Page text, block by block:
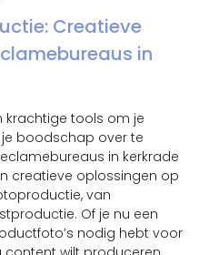
Creatieve
in
krachtige tools om je
boodschap over te
in kerkrade
creatieve oplossingen op
van
Of je nu een
nodig hebt voor